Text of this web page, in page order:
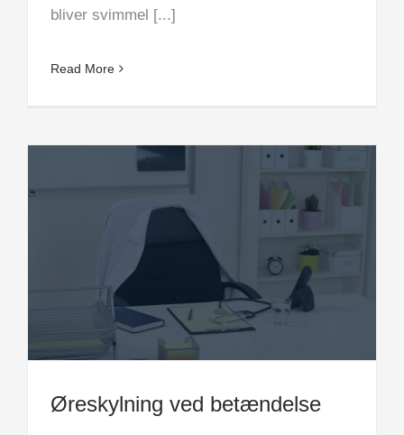
bliver svimmel [...]
Read More
Øreskylning ved betændelse